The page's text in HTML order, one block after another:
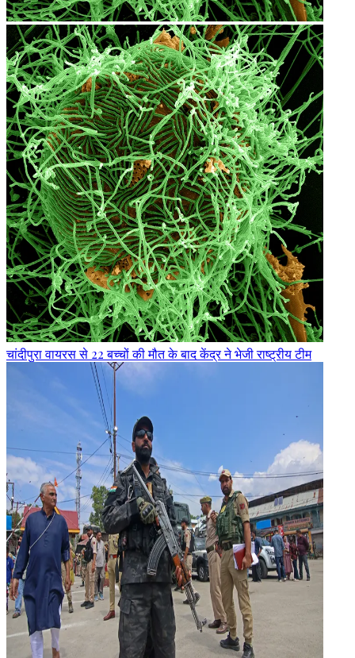
चांदीपुरा वायरस से 22 बच्चों की मौत के बाद केंद्र ने भेजी राष्ट्रीय टीम